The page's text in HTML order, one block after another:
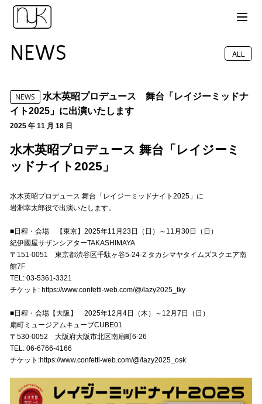
NEWS ALL
NEWS
水木英昭プロデュース 舞台「レイジーミッドナ
イト2025」に出演いたします
2025 年 11 月 18 日
水木英昭プロデュース 舞台「レイジーミ
ッドナイト2025」
水木英昭プロデュース 舞台「レイジーミッドナイト2025」に
岩淵幸太郎役で出演いたします。
■日程・会場 【東京】2025年11月23日（日）～11月30日（日）
紀伊國屋サザンシアターTAKASHIMAYA
〒151-0051 東京都渋谷区千駄ヶ谷5-24-2 タカシマヤタイムズスクエア南
館7F
TEL: 03-5361-3321
チケット: https://www.confetti-web.com/@/lazy2025_tky
■日程・会場【大阪】 2025年12月4日（木）～12月7日（日）
扇町ミュージアムキューブCUBE01
〒530-0052 大阪府大阪市北区南扇町6-26
TEL: 06-6766-4166
チケット:https://www.confetti-web.com/@/lazy2025_osk